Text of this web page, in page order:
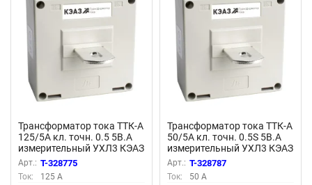
Трансформатор тока ТТК-А
125/5А кл. точн. 0.5 5В.А
измерительный УХЛ3 КЭАЗ
219602
Арт.: T-328775
Ток:
125 А
Трансформатор тока ТТК-А
50/5А кл. точн. 0.5S 5В.А
измерительный УХЛ3 КЭАЗ
219662
Арт.: T-328787
Ток:
50 А